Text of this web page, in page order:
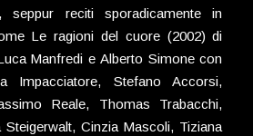
seppur reciti sporadicamente in
Le ragioni del cuore (2002) di
Manfredi e Alberto Simone con
Impacciatore, Stefano Accorsi,
Reale, Thomas Trabacchi,
Steigerwalt, Cinzia Mascoli, Tiziana